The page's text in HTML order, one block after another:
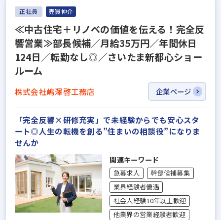
正社員 売買仲介
≪中古住宅＋リノベの価値を伝える！完全反
響営業≫部長候補／月給35万円／年間休日
124日／転勤なし◎／さいたま新都心ショー
ルーム
株式会社嶋澤啓工務店 企業ページ
「完全反響×研修充実」で未経験からでも安心スタ
ート◎人生の転機を創る”住まいの相談役”になりま
せんか
関連キーワード
急募求人
幹部候補募集
業界経験者優遇
社会人経験10年以上歓迎
他業界の営業経験者歓迎